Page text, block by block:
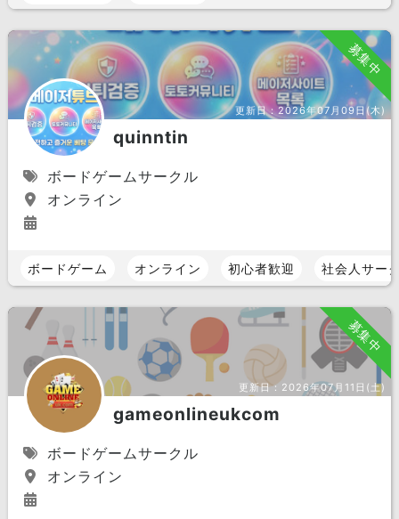
募集中
更新日：2026年07月09日(木)
quinntin
ボードゲームサークル
オンライン
ボードゲーム オンライン 初心者歓迎 社会人サー
募集中
更新日： 2026年07月11日(土)
gameonlineukcom
ボードゲームサークル
オンライン